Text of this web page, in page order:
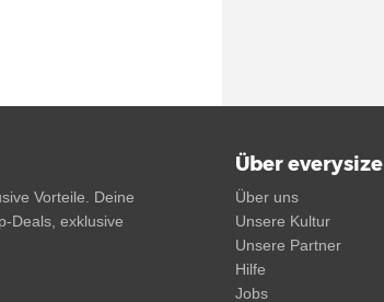
Vorteile. Deine
Deals, exklusive
Über everysize
Über uns
Unsere Kultur
Unsere Partner
Hilfe
Jobs